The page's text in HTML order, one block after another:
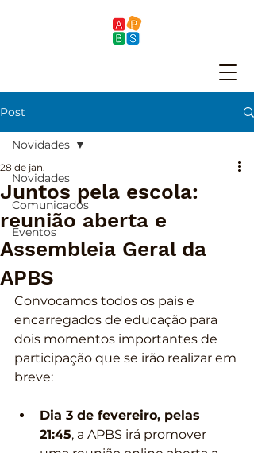
Post
Novidades
Comunicados
Eventos
Novidades
Juntos pela escola:
reunião aberta e
Assembleia Geral da
APBS
28 de jan.
Convocamos todos os pais e
encarregados de educação para
dois momentos importantes de
participação que se irão realizar em
breve:
Dia 3 de fevereiro, pelas
21:45, a APBS irá promover